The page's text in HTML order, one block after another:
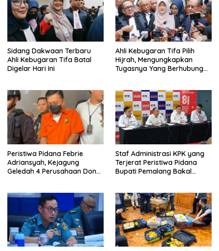
Sidang Dakwaan Terbaru
Ahli Kebugaran Tifa Batal
Digelar Hari Ini
Ahli Kebugaran Tifa Pilih
Hijrah, Mengungkapkan
Tugasnya Yang Berhubungan
Peristiwa Pidana Febrie
Adriansyah, Kejagung
Geledah 4 Perusahaan Don
Staf Administrasi KPK yang
Terjerat Peristiwa Pidana
Bupati Pemalang Bakal